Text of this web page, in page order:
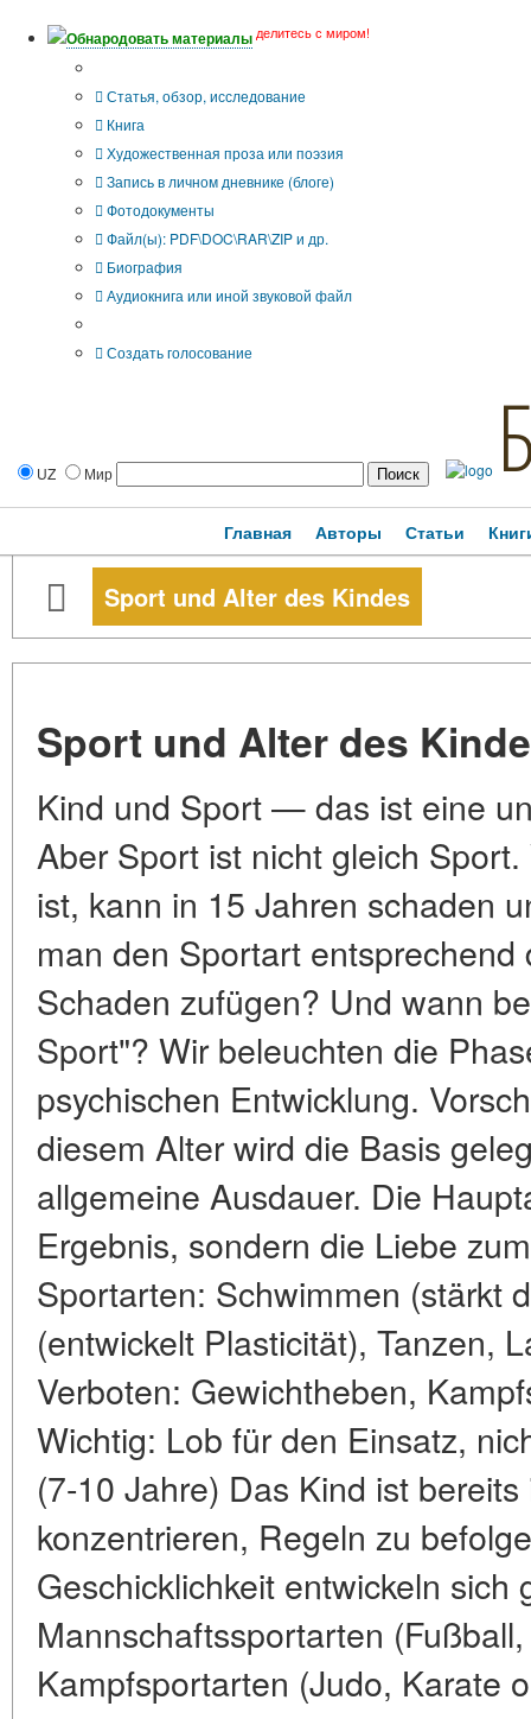
Обнародовать материалы делитесь с миром!
Статья, обзор, исследование
Книга
Художественная проза или поэзия
Запись в личном дневнике (блоге)
Фотодокументы
Файл(ы): PDF\DOC\RAR\ZIP и др.
Биография
Аудиокнига или иной звуковой файл
Создать голосование
UZ Мир
Главная Авторы Статьи
Sport und Alter des Kindes
Sport und Alter des
Kind und Sport — das ist eine
Aber Sport ist nicht gleich
ist, kann in 15 Jahren schaden
man den Sportart
Schaden zufügen? Und wann
Sport"? Wir beleuchten die
psychischen Entwicklung.
diesem Alter wird die Basis
allgemeine Ausdauer. Die
Ergebnis, sondern die Liebe
Sportarten: Schwimmen (stärkt
(entwickelt Plasticität), Tanzen,
Verboten: Gewichtheben,
Wichtig: Lob für den Einsatz,
(7-10 Jahre) Das Kind ist
konzentrieren, Regeln zu
Geschicklichkeit entwickeln sich
Mannschaftssportarten
Kampfsportarten (Judo, Karate